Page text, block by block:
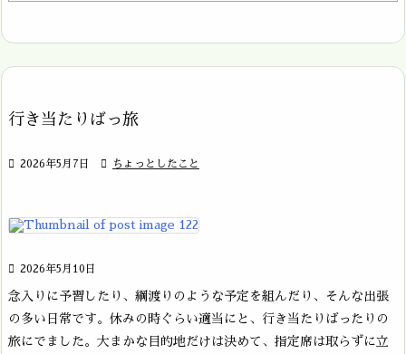
行き当たりばっ旅
 2026年5月7日  ちょっとしたこと
 2026年5月10日
念入りに予習したり、綱渡りのような予定を組んだり、そんな出張
の多い日常です。休みの時ぐらい適当にと、行き当たりばったりの
旅にでました。大まかな目的地だけは決めて、指定席は取らずに立